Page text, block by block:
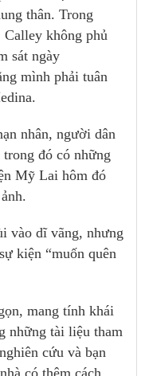
thân. Trong
không phủ
sát ngày
mình phải tuân
nhân, người dân
đó có những
Mỹ Lai hôm đó
vào dĩ vãng, nhưng
kiện “muốn quên
mang tính khái
những tài liệu tham
cứu và bạn
có thêm cách